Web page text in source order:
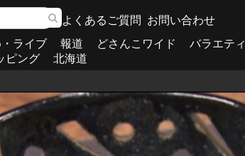
よくあるご質問 お問い合わせ
ライブ 報道 どさんこワイド バラエティ
ピング 北海道